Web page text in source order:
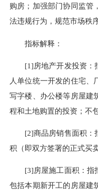
购房；加强部门协同监管
法违规行为，规范市场秩序
指标解释：
[1]房地产开发投资：
人单位统一开发的住宅、
写字楼、办公楼等房屋建
程和土地购置的投资 ； 不
[2]商品房销售面积：
积（即双方签署的正式买
[3]房屋施工面积：指报
包括本期新开工的房屋建